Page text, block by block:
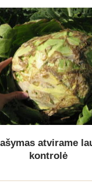
atvirame
kontrolė